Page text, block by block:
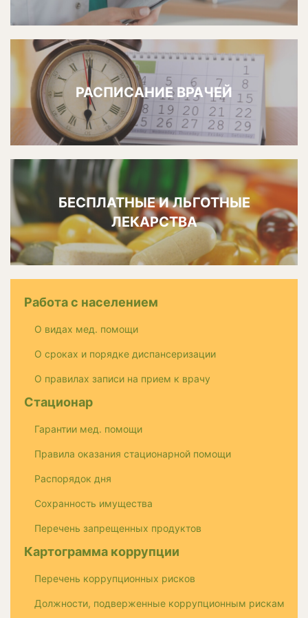
РАСПИСАНИЕ ВРАЧЕЙ
БЕСПЛАТНЫЕ И ЛЬГОТНЫЕ
ЛЕКАРСТВА
Работа с населением
О видах мед. помощи
О сроках и порядке диспансеризации
О правилах записи на прием к врачу
Стационар
Гарантии мед. помощи
Правила оказания стационарной помощи
Распорядок дня
Сохранность имущества
Перечень запрещенных продуктов
Картограмма коррупции
Перечень коррупционных рисков
Должности, подверженные коррупционным рискам